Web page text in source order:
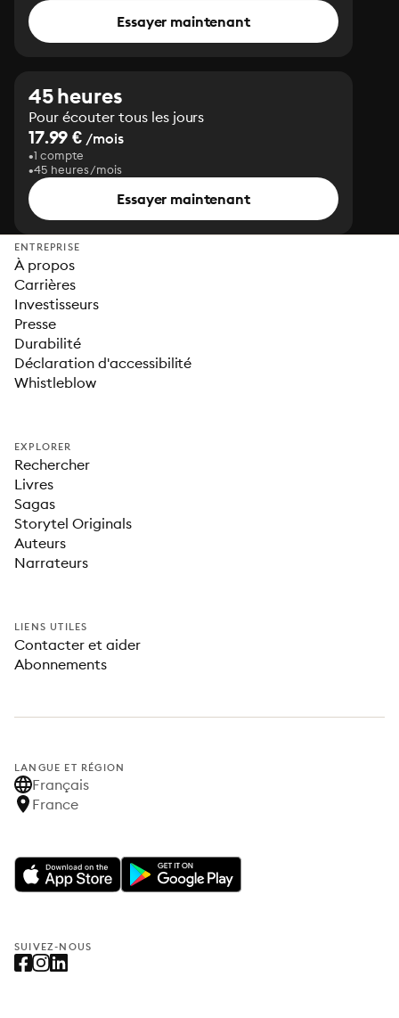
Essayer maintenant
45 heures
Pour écouter tous les jours
17.99 € /mois
1 compte
45 heures/mois
Essayer maintenant
ENTREPRISE
À propos
Carrières
Investisseurs
Presse
Durabilité
Déclaration d'accessibilité
Whistleblow
EXPLORER
Rechercher
Livres
Sagas
Storytel Originals
Auteurs
Narrateurs
LIENS UTILES
Contacter et aider
Abonnements
LANGUE ET RÉGION
Français
France
SUIVEZ-NOUS